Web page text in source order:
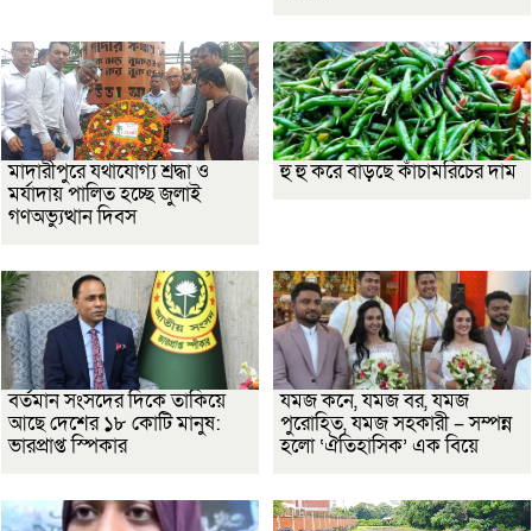
মাদারীপুরে যথাযোগ্য শ্রদ্ধা ও
মর্যাদায় পালিত হচ্ছে জুলাই
গণঅভ্যুত্থান দিবস
হু হু করে বাড়ছে কাঁচামরিচের দাম
বর্তমান সংসদের দিকে তাকিয়ে
আছে দেশের ১৮ কোটি মানুষ:
ভারপ্রাপ্ত স্পিকার
যমজ কনে, যমজ বর, যমজ
পুরোহিত, যমজ সহকারী – সম্পন্ন
হলো ‘ঐতিহাসিক’ এক বিয়ে